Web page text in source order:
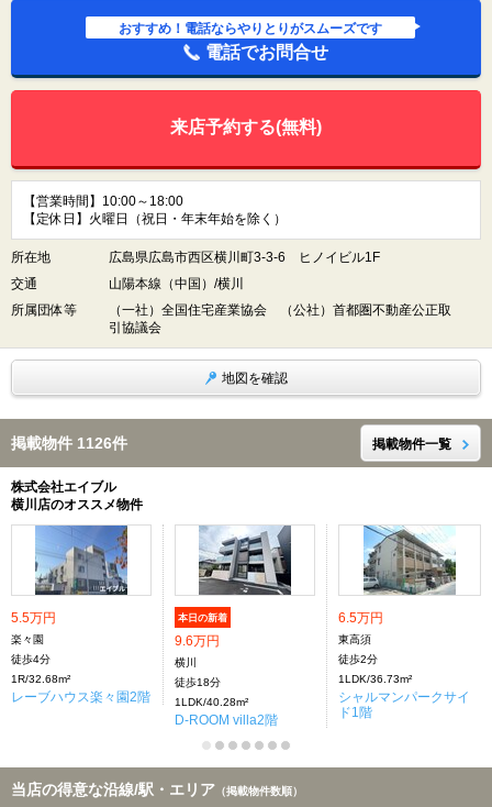
おすすめ！電話ならやりとりがスムーズです
電話でお問合せ
来店予約する(無料)
【営業時間】10:00～18:00
【定休日】火曜日（祝日・年末年始を除く）
所在地
広島県広島市西区横川町3-3-6 ヒノイビル1F
交通
山陽本線（中国）/横川
所属団体等
（一社）全国住宅産業協会 （公社）首都圏不動産公正取
引協議会
地図を確認
掲載物件 1126件 掲載物件一覧
株式会社エイブル
横川店のオススメ物件
5.5万円
楽々園
徒歩4分
1R/32.68m²
レーブハウス楽々園2階
本日の新着
9.6万円
横川
徒歩18分
1LDK/40.28m²
D-ROOM villa2階
6.5万円
東高須
徒歩2分
1LDK/36.73m²
シャルマンパークサイ
ド1階
当店の得意な沿線/駅・エリア （掲載物件数順）